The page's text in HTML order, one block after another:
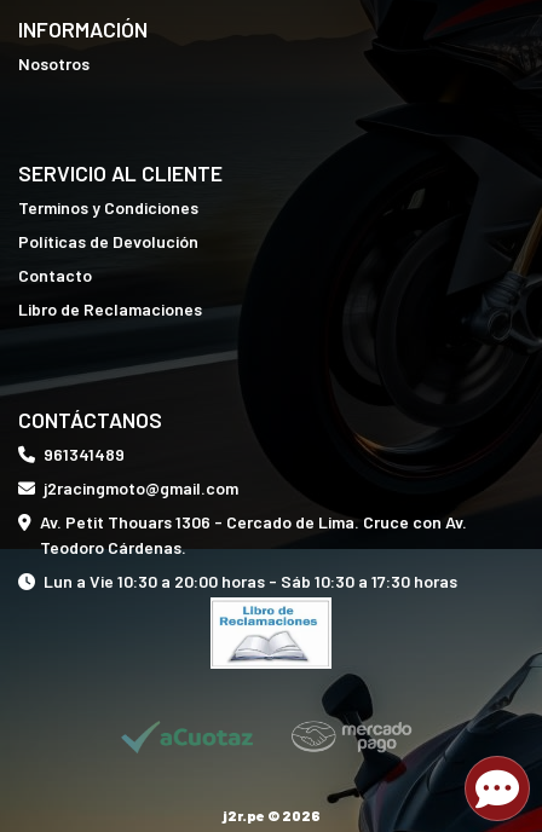
INFORMACIÓN
Nosotros
SERVICIO AL CLIENTE
Terminos y Condiciones
Políticas de Devolución
Contacto
Libro de Reclamaciones
CONTÁCTANOS
961341489
j2racingmoto@gmail.com
Av. Petit Thouars 1306 - Cercado de Lima. Cruce con Av.
Teodoro Cárdenas.
Lun a Vie 10:30 a 20:00 horas - Sáb 10:30 a 17:30 horas
j2r.pe © 2026